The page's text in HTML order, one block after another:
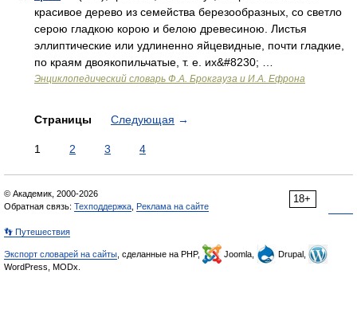
красивое дерево из семейства березообразных, со светло
серою гладкою корою и белою древесиною. Листья
эллиптические или удлиненно яйцевидные, почти гладкие,
по краям двоякопильчатые, т. е. их&#8230; …
Энциклопедический словарь Ф.А. Брокгауза и И.А. Ефрона
Страницы Следующая →
1 2 3 4
18+
© Академик, 2000-2026
Обратная связь: Техподдержка Реклама на сайте
👣 Путешествия
Экспорт словарей на сайты , сделанные на PHP, Joomla,
Drupal,
WordPress, MODx.